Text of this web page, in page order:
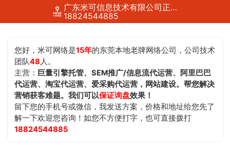
广东米可信息技术有限公司正在为您服务
18824544885
您好，米可网络是15年的东莞本地老牌网络公司，公司技术
团队48人。
主营： 巨量引擎托管、SEM推广/信息流代运营、阿里巴巴
代运营、淘宝代运营、爱采购代运营，网站建设。帮您解决
营销获客难题。我们可以保证询盘效果！
留下您的手机号或微信，我发送方案，价格和地址给您先了
解一下欢迎您咨询！如您不方便打字，也可直接拨打
18824544885